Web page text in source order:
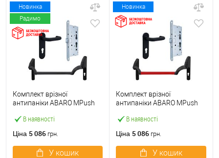
Новинка
Радимо
В наявності
Комплект врізної
антипаніки ABARO МPush
чорний із замком та ручкою
Ціна 5 086 грн.
У кошик
Новинка
В наявності
Комплект врізної
антипаніки ABARO МPush
червоний із замком та
Ціна 5 086 грн.
У кошик